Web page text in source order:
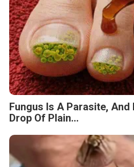
Fungus Is A Parasite, And
Drop Of Plain...